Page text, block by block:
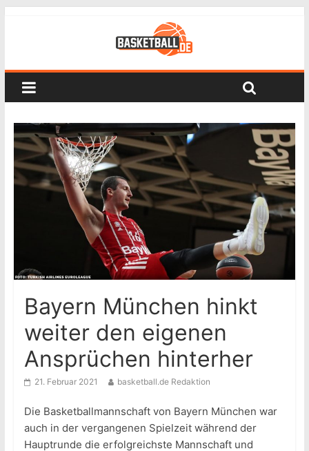
Bayern München hinkt
weiter den eigenen
Ansprüchen hinterher
21. Februar 2021 basketball.de Redaktion
Die Basketballmannschaft von Bayern München war
auch in der vergangenen Spielzeit während der
Hauptrunde die erfolgreichste Mannschaft und